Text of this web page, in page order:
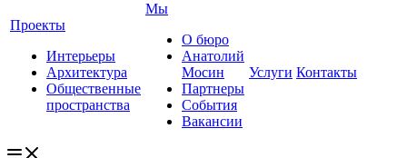
Проекты
Интерьеры
Архитектура
Общественные
пространства
Мы
О бюро
Анатолий
Мосин
Партнеры
События
Вакансии
Услуги Контакты